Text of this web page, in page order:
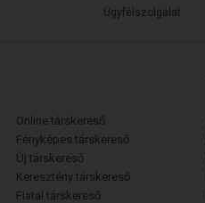
Ügyfélszolgálat
Online társkereső
Fényképes társkereső
Új társkereső
Keresztény társkereső
Fiatal társkereső